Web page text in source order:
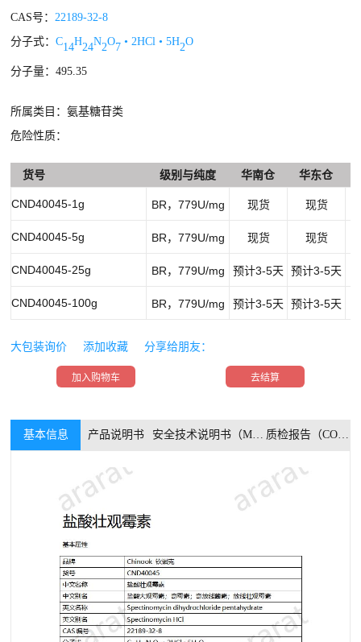
CAS号：22189-32-8
分子式：C14H24N2O7 • 2HCl • 5H2O
分子量：495.35
所属类目：氨基糖苷类
危险性质：
货号 级别与纯度 华南仓 华东仓
CND40045-1g BR，779U/mg 现货 现货
CND40045-5g BR，779U/mg 现货 现货
CND40045-25g BR，779U/mg 预计3-5天 预计3-5天
CND40045-100g BR，779U/mg 预计3-5天 预计3-5天
大包装询价 添加收藏 分享给朋友：
加入购物车 去结算
基本信息 产品说明书 安全技术说明书（MSDS） 质检报告（COA）